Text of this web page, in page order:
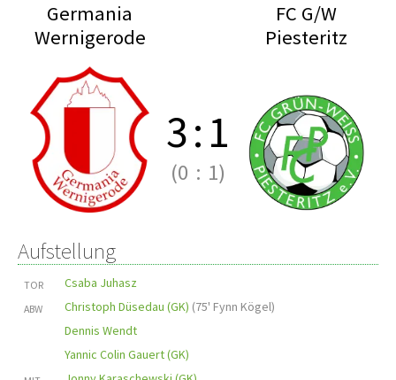
Germania
Wernigerode
FC G/W
Piesteritz
3:1
(0 : 1)
Aufstellung
TOR Csaba Juhasz
ABW Christoph Düsedau (GK) (75' Fynn Kögel)
Dennis Wendt
Yannic Colin Gauert (GK)